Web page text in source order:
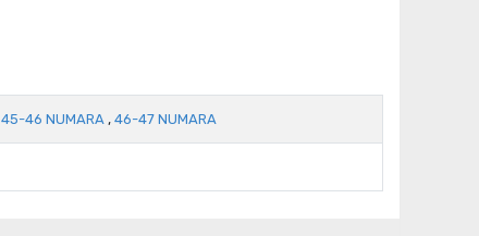
45-46 NUMARA , 46-47 NUMARA